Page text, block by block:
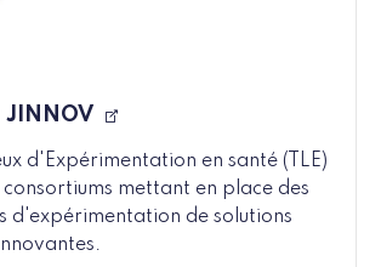
JINNOV
d'Expérimentation en santé (TLE)
consortiums mettant en place des
d'expérimentation de solutions